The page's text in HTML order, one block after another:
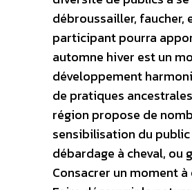
débroussailler, faucher,
participant pourra
automne hiver est un
développement
de pratiques
région propose de
sensibilisation du
débardage à cheval, ou
Consacrer un moment